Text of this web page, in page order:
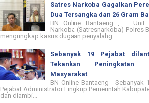
Satres Narkoba Gagalkan
Dua Tersangka dan 26 Gram
BN Online Bantaeng , – Unit
Narkoba (Satresnarkoba) Polres
mengungkap kasus dugaan penyalahg...
Sebanyak 19 Pejabat
Tekankan Peningkatan
Masyarakat
BN Online Bantaeng - Sebanyak
Pejabat Administrator Lingkup Pemerintah
dan diambi...